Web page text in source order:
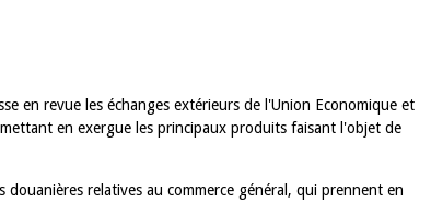
en revue les échanges extérieurs de l'Union Economique et
en exergue les principaux produits faisant l'objet de
relatives au commerce général, qui prennent en